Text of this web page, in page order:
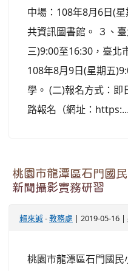
中場：108年8月6日(
共資訊圖書館。 ３、
三)9:00至16:30，臺北
108年8月9日(星期五
學。 (二)報名方式：即
路報名（網址：https:...
桃園市龍潭區石門國
新聞攝影實務研習
賴來誠-教務處 | 2019-05-16 |
桃園市龍潭區石門國